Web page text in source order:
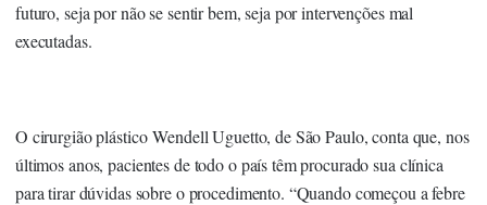
futuro, seja por não se sentir bem, seja por intervenções mal
executadas.
O cirurgião plástico Wendell Uguetto, de São Paulo, conta que, nos
últimos anos, pacientes de todo o país têm procurado sua clínica
para tirar dúvidas sobre o procedimento. “Quando começou a febre